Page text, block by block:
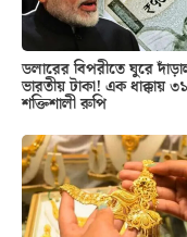
ডলারের বিপরীতে ঘুরে
ভারতীয় টাকা! এক ধাক্কায়
শক্তিশালী রুপি